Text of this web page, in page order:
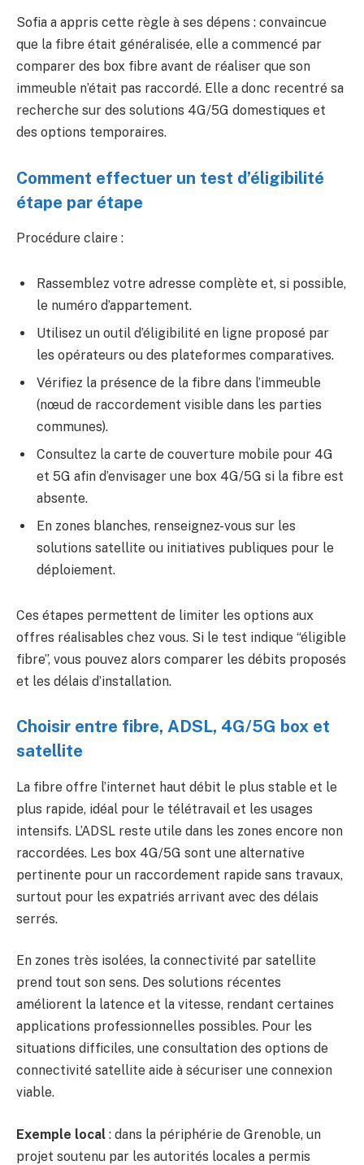
Sofia a appris cette règle à ses dépens : convaincue
que la fibre était généralisée, elle a commencé par
comparer des box fibre avant de réaliser que son
immeuble n’était pas raccordé. Elle a donc recentré sa
recherche sur des solutions 4G/5G domestiques et
des options temporaires.
Comment effectuer un test d’éligibilité
étape par étape
Procédure claire :
Rassemblez votre adresse complète et, si possible,
le numéro d’appartement.
Utilisez un outil d’éligibilité en ligne proposé par
les opérateurs ou des plateformes comparatives.
Vérifiez la présence de la fibre dans l’immeuble
(nœud de raccordement visible dans les parties
communes).
Consultez la carte de couverture mobile pour 4G
et 5G afin d’envisager une box 4G/5G si la fibre est
absente.
En zones blanches, renseignez-vous sur les
solutions satellite ou initiatives publiques pour le
déploiement.
Ces étapes permettent de limiter les options aux
offres réalisables chez vous. Si le test indique “éligible
fibre”, vous pouvez alors comparer les débits proposés
et les délais d’installation.
Choisir entre fibre, ADSL, 4G/5G box et
satellite
La fibre offre l’internet haut débit le plus stable et le
plus rapide, idéal pour le télétravail et les usages
intensifs. L’ADSL reste utile dans les zones encore non
raccordées. Les box 4G/5G sont une alternative
pertinente pour un raccordement rapide sans travaux,
surtout pour les expatriés arrivant avec des délais
serrés.
En zones très isolées, la connectivité par satellite
prend tout son sens. Des solutions récentes
améliorent la latence et la vitesse, rendant certaines
applications professionnelles possibles. Pour les
situations difficiles, une consultation des options de
connectivité satellite aide à sécuriser une connexion
viable.
Exemple local : dans la périphérie de Grenoble, un
projet soutenu par les autorités locales a permis